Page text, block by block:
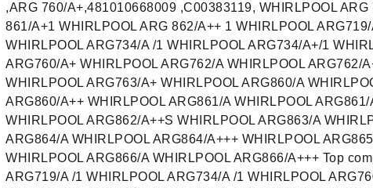
,ARG 760/A+,481010668009 ,C00383119, WHIRLPOOL
861/A+1 WHIRLPOOL ARG 862/A++ 1 WHIRLPOOL
WHIRLPOOL ARG734/A /1 WHIRLPOOL ARG734/A+/1
ARG760/A+ WHIRLPOOL ARG762/A WHIRLPOOL ARG762/
WHIRLPOOL ARG763/A+ WHIRLPOOL ARG860/A
ARG860/A++ WHIRLPOOL ARG861/A WHIRLPOOL
WHIRLPOOL ARG862/A++S WHIRLPOOL ARG863/A
ARG864/A WHIRLPOOL ARG864/A+++ WHIRLPOOL
WHIRLPOOL ARG866/A WHIRLPOOL ARG866/A+++ Top
ARG719/A /1 WHIRLPOOL ARG734/A /1 WHIRLPOOL